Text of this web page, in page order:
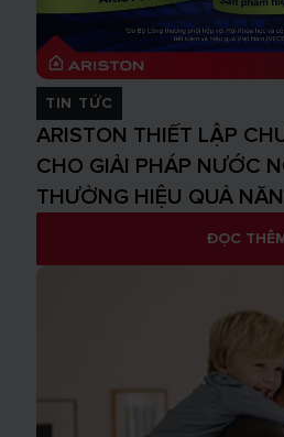
TIN TỨC
ARISTON THIẾT LẬP
CHO GIẢI PHÁP NƯỚC
THƯỞNG HIỆU QUẢ
ĐỌC